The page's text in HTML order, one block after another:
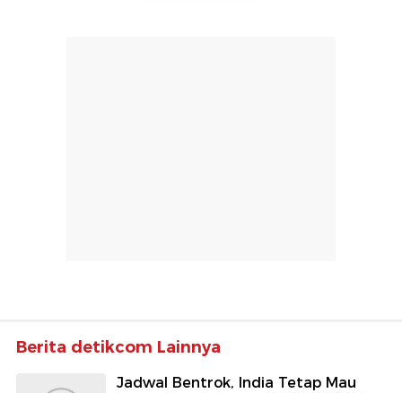
Berita detikcom Lainnya
Jadwal Bentrok, India Tetap Mau